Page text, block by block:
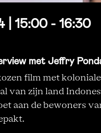
15:00 - 16:30
met Jeffry
film met koloniale
van zijn land
aan de bewoners